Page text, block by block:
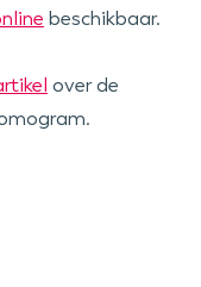
beschikbaar.
over de